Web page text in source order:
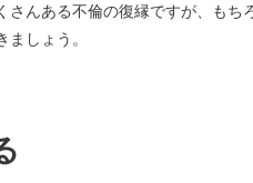
さんある不倫の復縁ですが、もち
しょう。